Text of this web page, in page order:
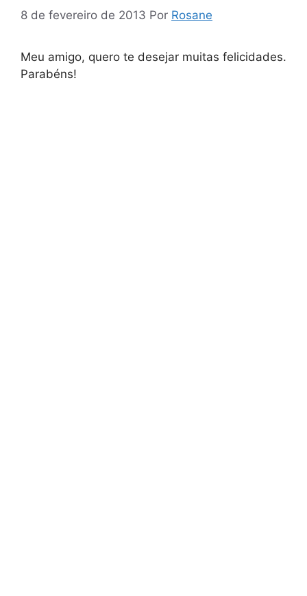
8 de fevereiro de 2013 Por Rosane
Meu amigo, quero te desejar muitas felicidades.
Parabéns!